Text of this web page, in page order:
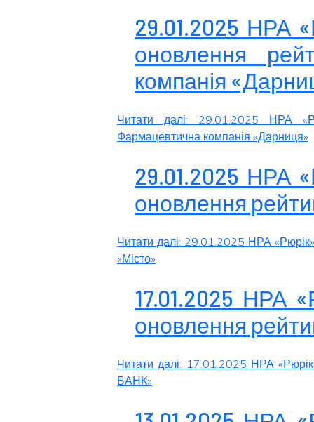
29.01.2025 НРА
оновлення
компанія
Читати далі: 29.01.2025 НРА
Фармацевтична компанія «Дарниця»
29.01.2025 НРА
оновлення
Читати далі: 29.01.2025 НРА
«Місто»
17.01.2025 НРА
оновлення
Читати далі: 17.01.2025 НРА
БАНК»